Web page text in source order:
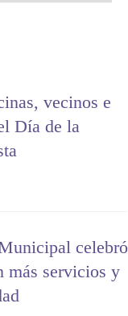
vecinos e
Día de la
celebró
más servicios y